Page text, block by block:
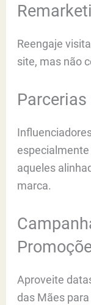
Reengaje
site, mas não
especialmente
aqueles
marca.
Aproveite
das Mães